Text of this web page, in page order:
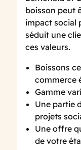
boisson peut
impact social
séduit une
ces valeurs.
Boissons
commerce
Gamme
Une partie
projets
Une offre
de votre